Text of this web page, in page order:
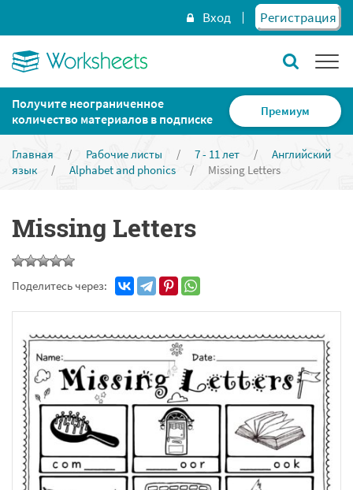
Вход Регистрация
Получите неограниченное
количество материалов в подписке
Премиум
Главная / Рабочие листы / 7 - 11 лет /
Английский
язык
/ Alphabet and phonics / Missing Letters
Missing Letters
Поделитесь через: